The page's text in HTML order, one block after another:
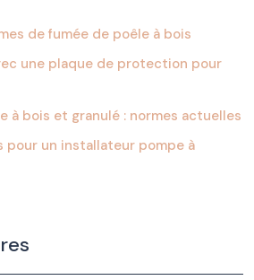
de fumée de poêle à bois
une plaque de protection pour
à bois et granulé : normes actuelles
pour un installateur pompe à